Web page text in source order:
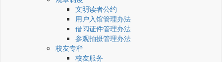
文明读者公约
用户入馆管理办法
借阅证件管理办法
参观拍摄管理办法
校友专栏
校友服务